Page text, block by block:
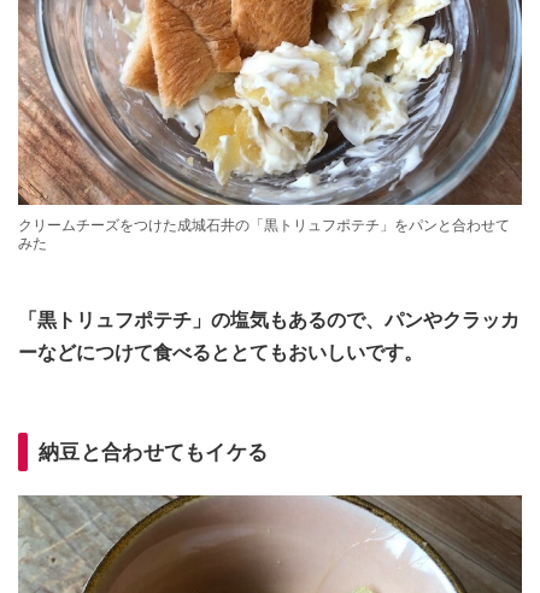
クリームチーズをつけた成城石井の「黒トリュフポテチ」をパンと合わせて
みた
「黒トリュフポテチ」の塩気もあるので、パンやクラッカ
ーなどにつけて食べるととてもおいしいです。
納豆と合わせてもイケる